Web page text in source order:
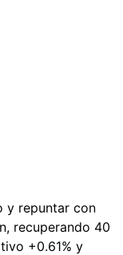
y repuntar con
recuperando 40
+0.61% y